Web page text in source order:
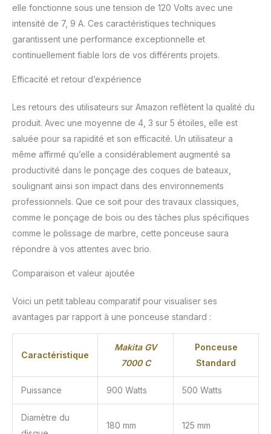
elle fonctionne sous une tension de 120 Volts avec une
intensité de 7, 9 A. Ces caractéristiques techniques
garantissent une performance exceptionnelle et
continuellement fiable lors de vos différents projets.
Efficacité et retour d’expérience
Les retours des utilisateurs sur Amazon reflètent la qualité du
produit. Avec une moyenne de 4, 3 sur 5 étoiles, elle est
saluée pour sa rapidité et son efficacité. Un utilisateur a
même affirmé qu’elle a considérablement augmenté sa
productivité dans le ponçage des coques de bateaux,
soulignant ainsi son impact dans des environnements
professionnels. Que ce soit pour des travaux classiques,
comme le ponçage de bois ou des tâches plus spécifiques
comme le polissage de marbre, cette ponceuse saura
répondre à vos attentes avec brio.
Comparaison et valeur ajoutée
Voici un petit tableau comparatif pour visualiser ses
avantages par rapport à une ponceuse standard :
Caractéristique
Makita GV
7000 C
Ponceuse
Standard
Puissance 900 Watts 500 Watts
Diamètre du
180 mm 125 mm